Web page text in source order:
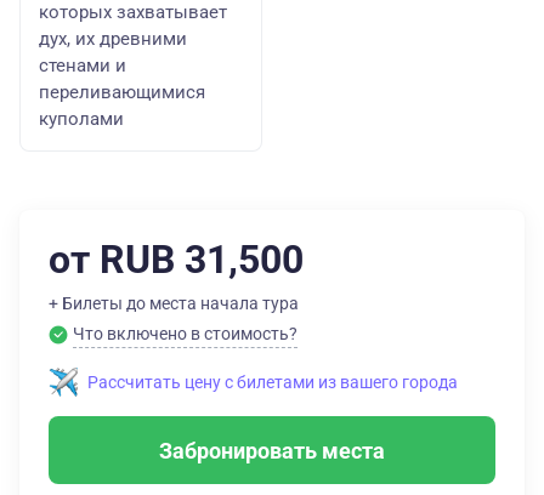
которых захватывает
дух, их древними
стенами и
переливающимися
куполами
от RUB 31,500
+ Билеты до места начала тура
Что включено в стоимость?
Рассчитать цену с билетами из вашего города
Забронировать места